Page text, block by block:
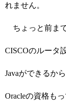
れません。
ちょっと前まで
CISCOのルータ
Javaができるか
Oracleの資格も